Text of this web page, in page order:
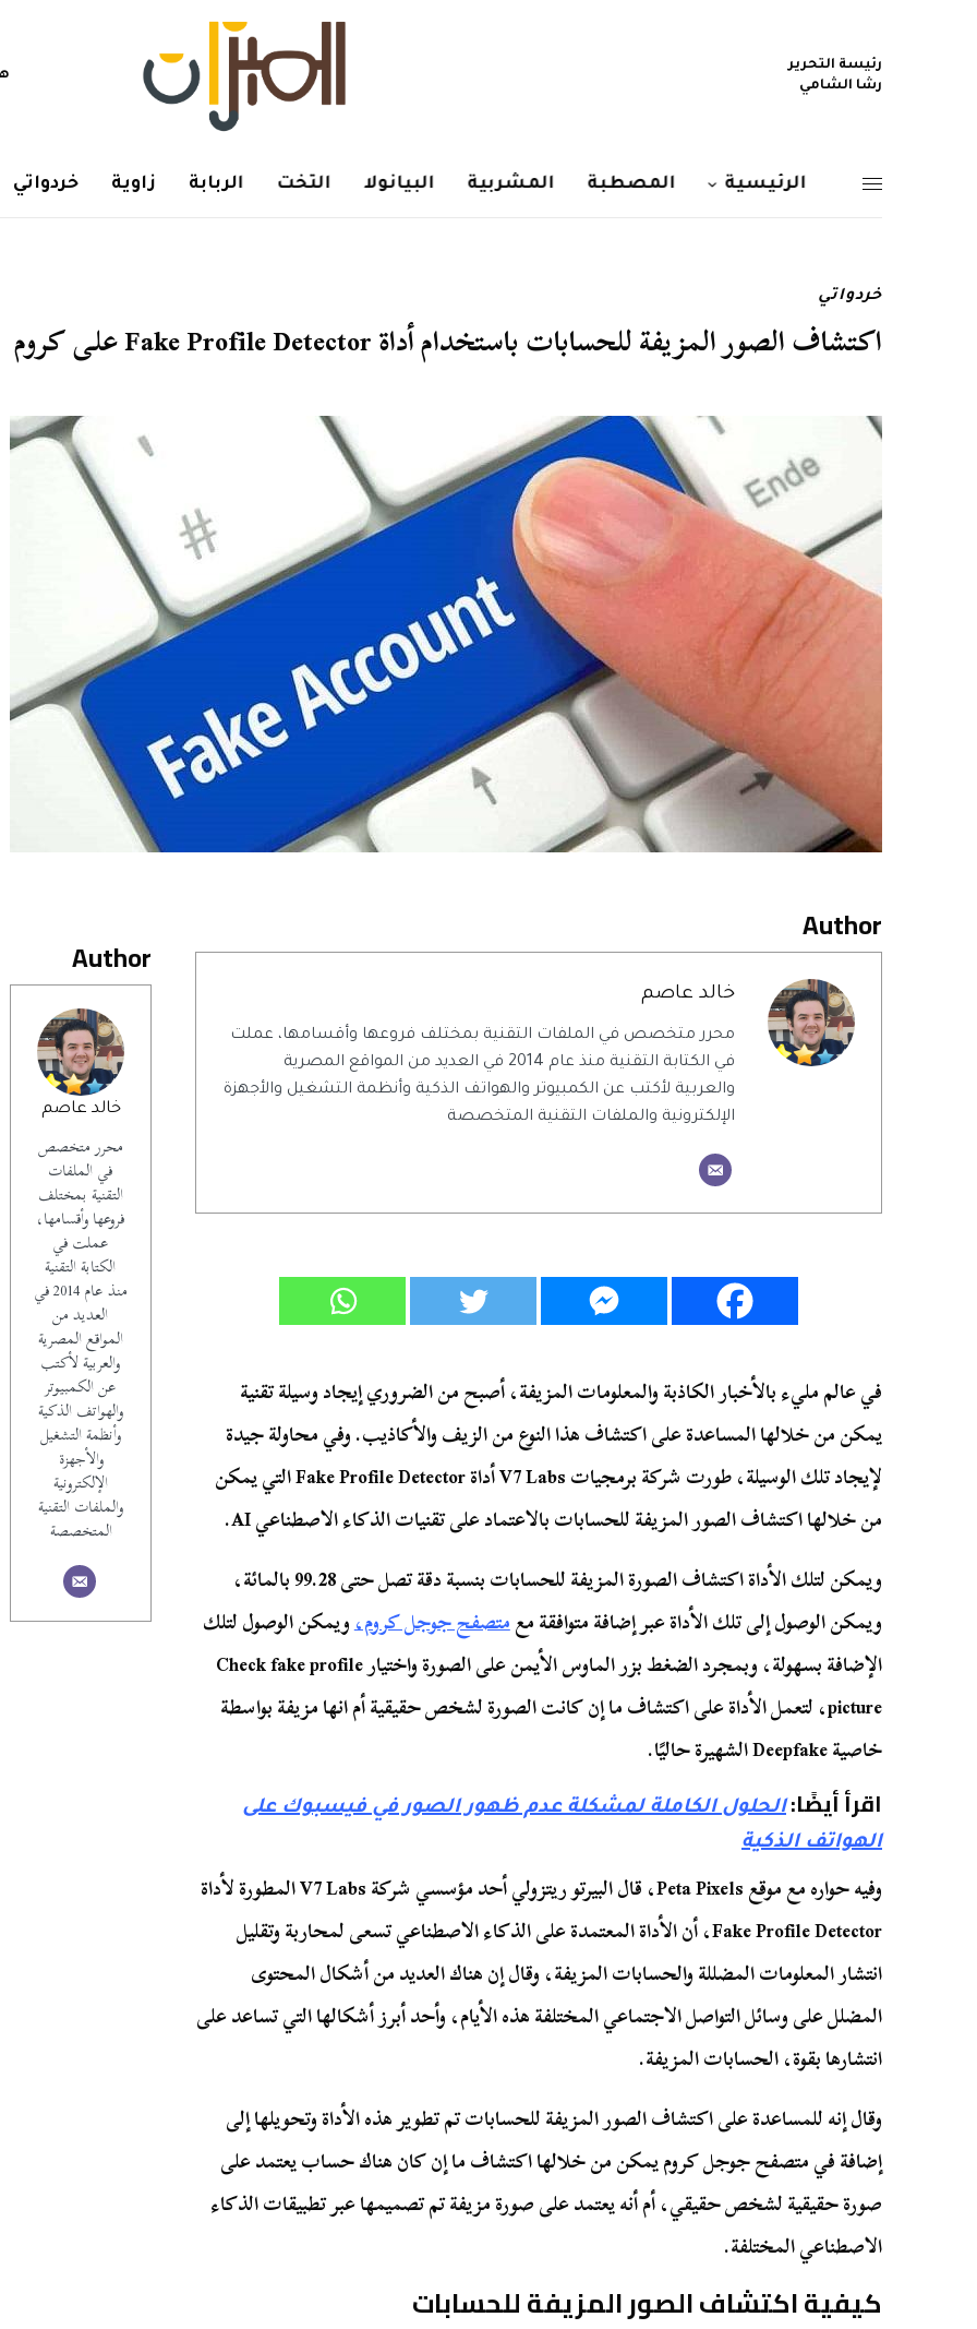
رئيسة التحرير
رشا الشامي
الرئيسية المصطبة المشربية البيانولا التخت الربابة زاوية خردواتي
خردواتي
اكتشاف الصور المزيفة للحسابات باستخدام أداة Fake Profile Detector على كروم
Author
خالد عاصم
محرر متخصص
في الملفات
التقنية بمختلف
فروعها وأقسامها،
عملت في
الكتابة التقنية
منذ عام 2014 في
العديد من
المواقع المصرية
والعربية لأكتب
عن الكمبيوتر
والهواتف الذكية
وأنظمة التشغيل
والأجهزة
الإلكترونية
والملفات التقنية
المتخصصة
Author
خالد عاصم
محرر متخصص في الملفات التقنية بمختلف فروعها وأقسامها، عملت
في الكتابة التقنية منذ عام 2014 في العديد من المواقع المصرية
والعربية لأكتب عن الكمبيوتر والهواتف الذكية وأنظمة التشغيل والأجهزة
الإلكترونية والملفات التقنية المتخصصة
في عالم مليء بالأخبار الكاذبة والمعلومات المزيفة، أصبح من الضروري إيجاد وسيلة تقنية
يمكن من خلالها المساعدة على اكتشاف هذا النوع من الزيف والأكاذيب. وفي محاولة جيدة
لإيجاد تلك الوسيلة، طورت شركة برمجيات V7 Labs أداة Fake Profile Detector التي يمكن
من خلالها اكتشاف الصور المزيفة للحسابات بالاعتماد على تقنيات الذكاء الاصطناعي AI.
ويمكن لتلك الأداة اكتشاف الصورة المزيفة للحسابات بنسبة دقة تصل حتى 99.28 بالمائة،
ويمكن الوصول إلى تلك الأداة عبر إضافة متوافقة معمتصفح جوجل كروم،ويمكن الوصول لتلك
الإضافة بسهولة، وبمجرد الضغط بزر الماوس الأيمن على الصورة واختيار Check fake profile
picture، لتعمل الأداة على اكتشاف ما إن كانت الصورة لشخص حقيقية أم انها مزيفة بواسطة
خاصية Deepfake الشهيرة حاليًا.
اقرأ أيضًا:الحلول الكاملة لمشكلة عدم ظهور الصور في فيسبوك على
الهواتف الذكية
وفيه حواره مع موقع Peta Pixels، قال البيرتو ريتزولي أحد مؤسسي شركة V7 Labs المطورة لأداة
Fake Profile Detector، أن الأداة المعتمدة على الذكاء الاصطناعي تسعى لمحاربة وتقليل
انتشار المعلومات المضللة والحسابات المزيفة، وقال إن هناك العديد من أشكال المحتوى
المضلل على وسائل التواصل الاجتماعي المختلفة هذه الأيام، وأحد أبرز أشكالها التي تساعد على
انتشارها بقوة، الحسابات المزيفة.
وقال إنه للمساعدة على اكتشاف الصور المزيفة للحسابات تم تطوير هذه الأداة وتحويلها إلى
إضافة في متصفح جوجل كروم يمكن من خلالها اكتشاف ما إن كان هناك حساب يعتمد على
صورة حقيقية لشخص حقيقي، أم أنه يعتمد على صورة مزيفة تم تصميمها عبر تطبيقات الذكاء
الاصطناعي المختلفة.
كيفية اكتشاف الصور المزيفة للحسابات